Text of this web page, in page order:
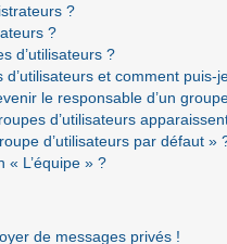
?
?
d’utilisateurs ?
d’utilisateurs et comment puis-
le responsable d’un
d’utilisateurs
d’utilisateurs par défaut »
« L’équipe » ?
de messages privés !